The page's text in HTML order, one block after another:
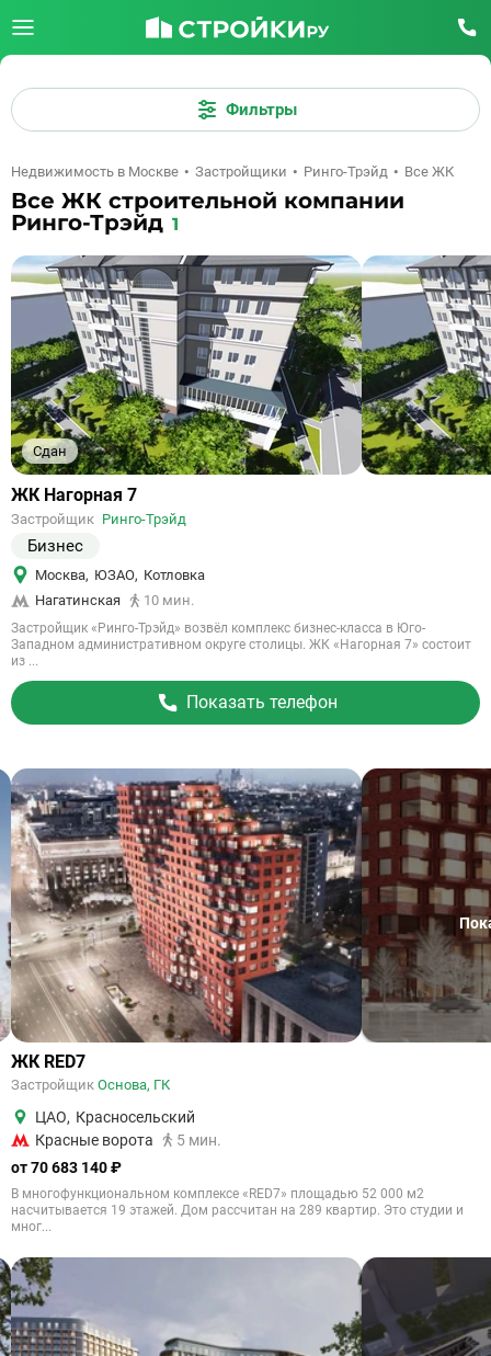
Фильтры
Недвижимость в Москве Застройщики Ринго-Трэйд Все ЖК
Все ЖК строительной компании
Ринго-Трэйд 1
Сдан
Ссылка
объект
ЖК Нагорная 7
Застройщик Ринго-Трэйд
Бизнес
Москва, ЮЗАО, Котловка
Нагатинская
10 мин.
Застройщик «Ринго-Трэйд» возвёл комплекс бизнес-класса в Юго-
Западном административном округе столицы. ЖК «Нагорная 7» состоит
из ...
Показать телефон
ЖК RED7
Застройщик Основа, ГК
ЦАО, Красносельский
Красные ворота
5 мин.
от 70 683 140 ₽
В многофункциональном комплексе «RED7» площадью 52 000 м2
насчитывается 19 этажей. Дом рассчитан на 289 квартир. Это студии и
мног...